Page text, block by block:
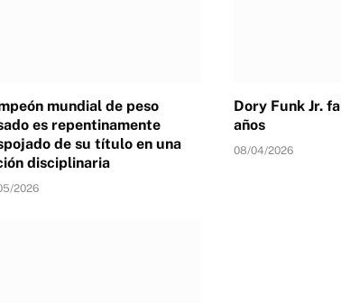
mundial de peso
es repentinamente
de su título en una
disciplinaria
2026
Dory Funk Jr.
años
08/04/2026